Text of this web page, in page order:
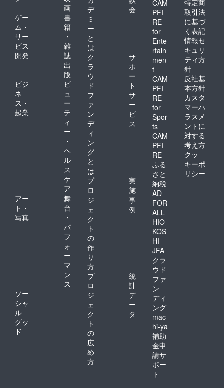
画
ゲー
ム・
サー
ビス
開発
書
籍
・
雑
誌
出
版
ビジ
ネ
ス・
起業
ビ
ュ
ー
テ
ィ
ー
・
ヘ
ル
ス
ケ
ア
アー
ト・
写真
舞
台
・
パ
フ
ォ
ー
マ
ン
ス
ソー
シャ
ル
グッ
ド
デ
ミ
ー
と
は
会
ク
ラ
ウ
ド
フ
ァ
ン
デ
ィ
ン
グ
と
は
サ
ポ
ー
ト
サ
ー
ビ
ス
プ
ロ
ジ
ェ
ク
ト
の
作
り
方
実
施
事
例
プ
ロ
ジ
ェ
ク
ト
の
広
め
方
統
計
デ
ー
タ
CAM
PFI
RE
for
Ente
rtain
men
t
CAM
PFI
RE
for
Spor
ts
CAM
PFI
RE
ふる
さと
納税
AD
FOR
ALL
HIO
KOS
HI
JFA
クラ
ウド
ファ
ン
ディ
ング
mac
hi-ya
補助
金申
請サ
ポー
ト
取引法
に基づ
く表記
情報セ
キュリ
ティ方
針
反社基
本方針
カスタ
マーハ
ラスメ
ントに
対する
考え方
クッ
キーポ
リシー